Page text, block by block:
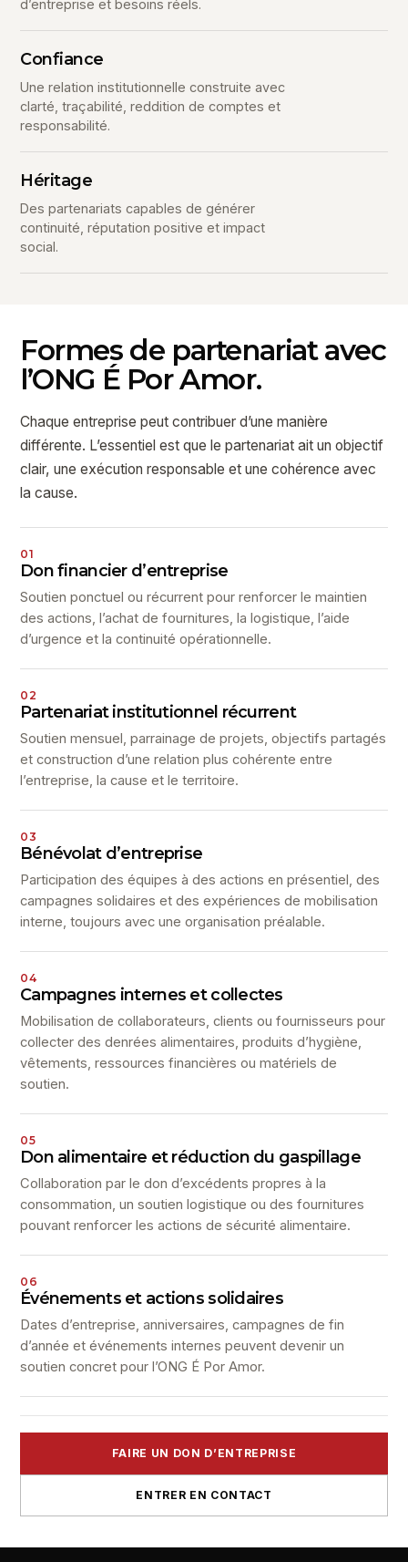
d’entreprise et besoins réels.
Confiance
Une relation institutionnelle construite avec
clarté, traçabilité, reddition de comptes et
responsabilité.
Héritage
Des partenariats capables de générer
continuité, réputation positive et impact
social.
Formes de partenariat avec
l’ONG É Por Amor.
Chaque entreprise peut contribuer d’une manière
différente. L’essentiel est que le partenariat ait un objectif
clair, une exécution responsable et une cohérence avec
la cause.
01
Don financier d’entreprise
Soutien ponctuel ou récurrent pour renforcer le maintien
des actions, l’achat de fournitures, la logistique, l’aide
d’urgence et la continuité opérationnelle.
02
Partenariat institutionnel récurrent
Soutien mensuel, parrainage de projets, objectifs partagés
et construction d’une relation plus cohérente entre
l’entreprise, la cause et le territoire.
03
Bénévolat d’entreprise
Participation des équipes à des actions en présentiel, des
campagnes solidaires et des expériences de mobilisation
interne, toujours avec une organisation préalable.
04
Campagnes internes et collectes
Mobilisation de collaborateurs, clients ou fournisseurs pour
collecter des denrées alimentaires, produits d’hygiène,
vêtements, ressources financières ou matériels de
soutien.
05
Don alimentaire et réduction du gaspillage
Collaboration par le don d’excédents propres à la
consommation, un soutien logistique ou des fournitures
pouvant renforcer les actions de sécurité alimentaire.
06
Événements et actions solidaires
Dates d’entreprise, anniversaires, campagnes de fin
d’année et événements internes peuvent devenir un
soutien concret pour l’ONG É Por Amor.
FAIRE UN DON D’ENTREPRISE
ENTRER EN CONTACT